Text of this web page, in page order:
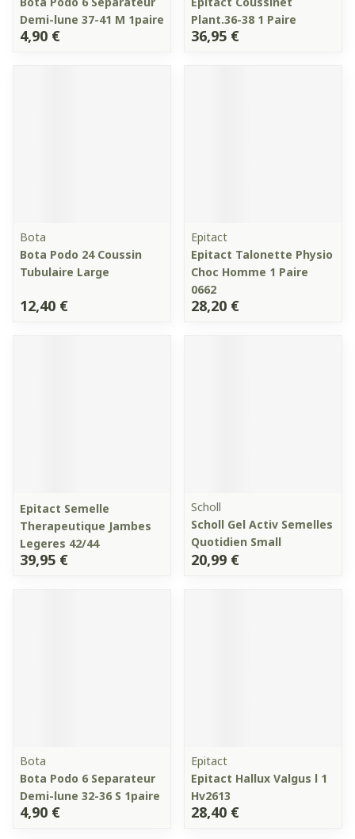
Demi-lune 37-41 M 1paire
4,90 €
Plant.36-38 1 Paire
36,95 €
Bota
Bota Podo 24 Coussin
Tubulaire Large
12,40 €
Epitact
Epitact Talonette Physio
Choc Homme 1 Paire
0662
28,20 €
Epitact Semelle
Therapeutique Jambes
Legeres 42/44
39,95 €
Scholl
Scholl Gel Activ Semelles
Quotidien Small
20,99 €
Bota
Bota Podo 6 Separateur
Demi-lune 32-36 S 1paire
4,90 €
Epitact
Epitact Hallux Valgus l 1
Hv2613
28,40 €